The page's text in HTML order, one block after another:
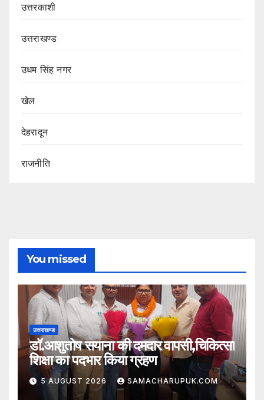
उत्तरकाशी
उत्तराखण्ड
उधम सिंह नगर
खेल
देहरादून
राजनीति
You missed
उत्तराखण्ड
डॉ.आशुतोष सयाना की दमदार वापसी,चिकित्सा
शिक्षा का पदभार किया ग्रहण
5 AUGUST 2026 SAMACHARUPUK.COM